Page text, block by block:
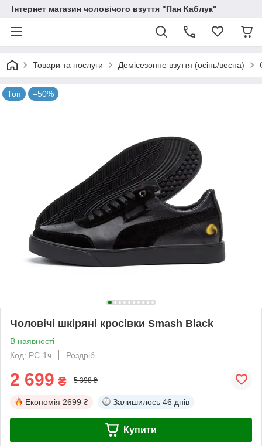
Інтернет магазин чоловічого взуття "Пан Каблук"
Товари та послуги Демісезонне взуття (осінь/весна)
Топ –50%
Чоловічі шкіряні кросівки Smash Black
В наявності
Код: PC-1ч
Роздріб
2 699 ₴ 5 398 ₴
Економія 2699 ₴ Залишилось 46 днів
Купити